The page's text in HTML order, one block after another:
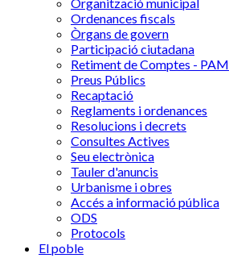
Ordenances fiscals
Òrgans de govern
Participació ciutadana
Retiment de Comptes - PAM
Preus Públics
Recaptació
Reglaments i ordenances
Resolucions i decrets
Consultes Actives
Seu electrònica
Tauler d'anuncis
Urbanisme i obres
Accés a informació pública
ODS
Protocols
El poble